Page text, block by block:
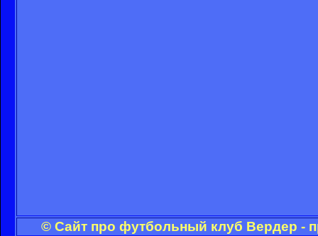
© Сайт про футбольный клуб Вердер -